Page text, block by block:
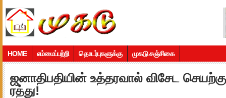
HOME எம்மைப்பற்றி தொடர்புகளுக்கு முகடு சஞ்சிகை
ஜனாதிபதியின் உத்தரவால் விசேட
ரத்து!